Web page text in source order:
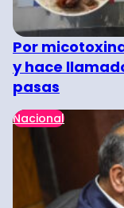
Por
y hace
pasas
Nacional